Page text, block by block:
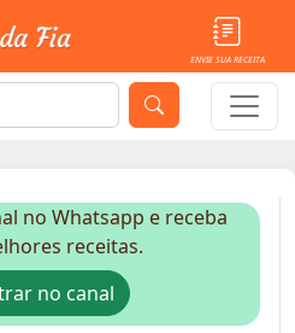
ENVIE SUA RECEITA
no Whatsapp e receba
receitas.
no canal